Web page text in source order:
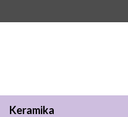
Keramika